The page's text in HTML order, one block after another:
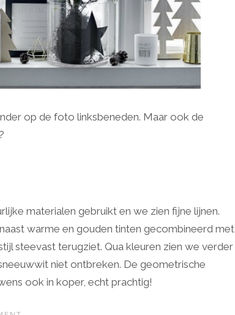
op de foto linksbeneden. Maar ook de
materialen gebruikt en we zien fijne lijnen.
warme en gouden tinten gecombineerd met
steevast terugziet. Qua kleuren zien we verder
niet ontbreken. De geometrische
ook in koper, echt prachtig!